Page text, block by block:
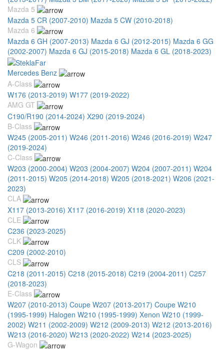
Mazda 5
Mazda 5 CR (2007-2010) Mazda 5 CW (2010-2018)
Mazda 6
Mazda 6 GH (2007-2013) Mazda 6 GJ (2012-2015) Mazda 6 GG
(2002-2007) Mazda 6 GJ (2015-2018) Mazda 6 GL (2018-2023)
Mercedes Benz
A-Class
W176 (2013-2019) W177 (2019-2022)
AMG GT
C190/R190 (2014-2024) X290 (2019-2024)
B-Class
W245 (2005-2011) W246 (2011-2016) W246 (2016-2019) W247
(2019-2024)
C-Class
W203 (2000-2004) W203 (2004-2007) W204 (2007-2011) W204
(2011-2015) W205 (2014-2018) W205 (2018-2021) W206 (2021-
2023)
CLA
X117 (2013-2016) X117 (2016-2019) X118 (2020-2023)
CLE
C236 (2023-2025)
CLK
С209 (2002-2010)
CLS
C218 (2011-2015) C218 (2015-2018) C219 (2004-2011) C257
(2018-2023)
E-Class
W207 (2010-2013) Coupe W207 (2013-2017) Coupe W210
(1995-1999) Halogen W210 (1995-1999) Xenon W210 (1999-
2002) W211 (2002-2009) W212 (2009-2013) W212 (2013-2016)
W213 (2016-2020) W213 (2020-2022) W214 (2023-2025)
G-Wagon